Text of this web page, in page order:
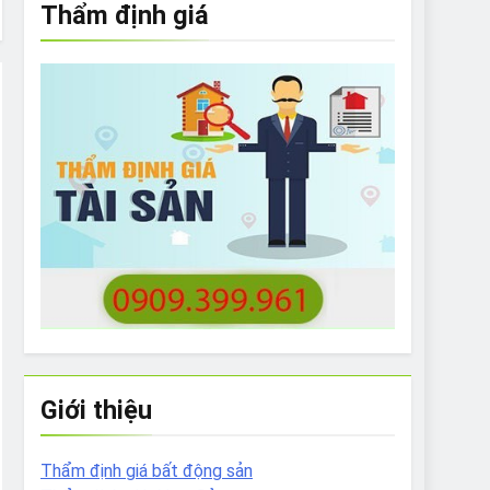
to What Bulldogs Can (and can’t) Eat
I Need to Groom My Bulldog
Thẩm định giá
Giới thiệu
Thẩm định giá bất động sản